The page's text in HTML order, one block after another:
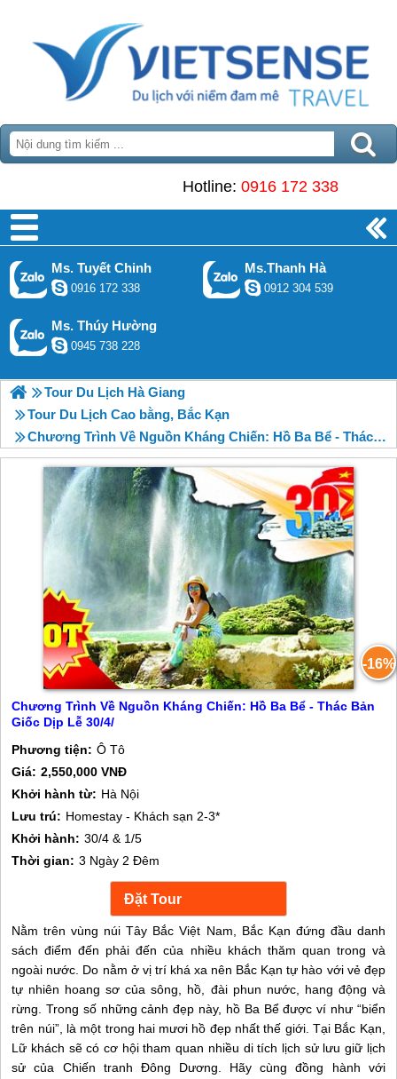
Hotline: 0916 172 338
Ms. Tuyết Chinh
0916 172 338
Ms.Thanh Hà
0912 304 539
Ms. Thúy Hường
0945 738 228
Tour Du Lịch Hà Giang
Tour Du Lịch Cao bằng, Bắc Kạn
Chương Trình Về Nguồn Kháng Chiến: Hồ Ba Bể - Thác Bản Giốc Dịp Lễ 30/4/
-16%
Chương Trình Về Nguồn Kháng Chiến: Hồ Ba Bể - Thác Bản
Giốc Dịp Lễ 30/4/
Phương tiện: Ô Tô
Giá: 2,550,000 VNĐ
Khởi hành từ: Hà Nội
Lưu trú: Homestay - Khách sạn 2-3*
Khởi hành: 30/4 & 1/5
Thời gian: 3 Ngày 2 Đêm
Nằm trên vùng núi Tây Bắc Việt Nam, Bắc Kạn đứng đầu danh
sách điểm đến phải đến của nhiều khách thăm quan trong và
ngoài nước. Do nằm ở vị trí khá xa nên Bắc Kạn tự hào với vẻ đẹp
tự nhiên hoang sơ của sông, hồ, đài phun nước, hang động và
rừng. Trong số những cảnh đẹp này, hồ Ba Bể được ví như “biển
trên núi”, là một trong hai mươi hồ đẹp nhất thế giới. Tại Bắc Kạn,
Lữ khách sẽ có cơ hội tham quan nhiều di tích lịch sử lưu giữ lịch
sử của Chiến tranh Đông Dương. Hãy cùng đồng hành với